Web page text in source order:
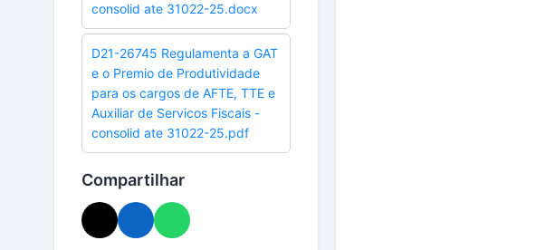
consolid ate 31022-25.docx
D21-26745 Regulamenta a GAT
e o Premio de Produtividade
para os cargos de AFTE, TTE e
Auxiliar de Servicos Fiscais -
consolid ate 31022-25.pdf
Compartilhar